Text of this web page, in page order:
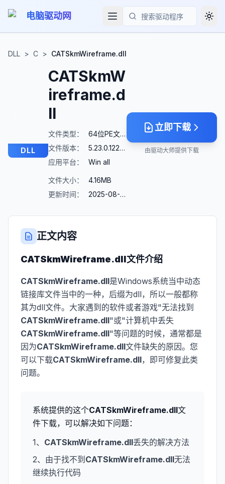
电脑驱动网
搜索
DLL > C > CATSkmWireframe.dll
DLL
CATSkmW
ireframe.d
ll
文件类型：
64位PE文件
文件版本：
5.23.0.12272
应用平台：
Win all
文件大小：
4.16MB
更新时间：
2025-08-23
立即下载
由驱动大师提供下载
正文内容
CATSkmWireframe.dll文件介绍
CATSkmWireframe.dll是Windows系统当中动态
链接库文件当中的一种，后缀为dll，所以一般都称
其为dll文件。大家遇到的软件或者游戏"无法找到
CATSkmWireframe.dll"或"计算机中丢失
CATSkmWireframe.dll"等问题的时候，通常都是
因为CATSkmWireframe.dll文件缺失的原因。您
可以下载CATSkmWireframe.dll，即可修复此类
问题。
系统提供的这个CATSkmWireframe.dll文
件下载，可以解决如下问题：
1、 CATSkmWireframe.dll丢失的解决方法
2、由于找不到 CATSkmWireframe.dll无法
继续执行代码